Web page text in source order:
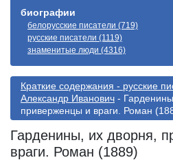
биографии
белорусские писатели (719)
русские писатели (1119)
знаменитые люди (4316)
Краткие содержания - русские
Александр Иванович -
приверженцы и враги. Роман
Гарденины, их дворня,
враги. Роман (1889)